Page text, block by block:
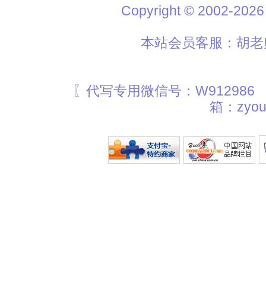
Copyright © 2002-
本站会员客服：胡
〖代写专用微信号：
箱：